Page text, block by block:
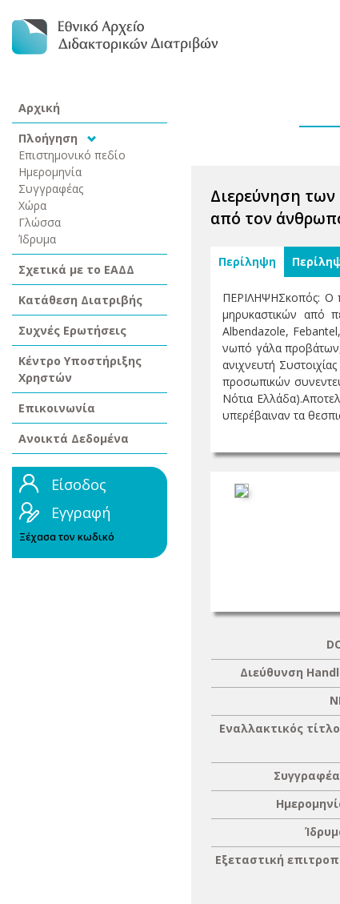
Αρχική
Πλοήγηση
Επιστημονικό πεδίο
Ημερομηνία
Συγγραφέας
Χώρα
Γλώσσα
Ίδρυμα
Σχετικά με το ΕΑΔΔ
Κατάθεση Διατριβής
Συχνές Ερωτήσεις
Κέντρο Υποστήριξης
Χρηστών
Επικοινωνία
Ανοικτά Δεδομένα
Είσοδος
Εγγραφή
Ξέχασα τον κωδικό
Διερεύνηση
από τον
Περίληψη
ΠΕΡΙΛΗΨΗΣκοπός: Ο
μηρυκαστικών από
Albendazole,
νωπό γάλα προβάτων,
ανιχνευτή
προσωπικών
Νότια
υπερέβαιναν τα
Διεύθυνση
Εναλλακτικός
Εξεταστική